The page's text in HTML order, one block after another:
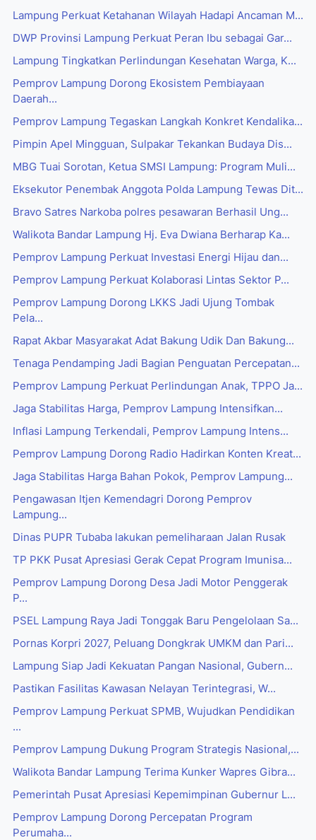
Lampung Perkuat Ketahanan Wilayah Hadapi Ancaman M...
DWP Provinsi Lampung Perkuat Peran Ibu sebagai Gar...
Lampung Tingkatkan Perlindungan Kesehatan Warga, K...
Pemprov Lampung Dorong Ekosistem Pembiayaan
Daerah...
Pemprov Lampung Tegaskan Langkah Konkret Kendalika...
Pimpin Apel Mingguan, Sulpakar Tekankan Budaya Dis...
MBG Tuai Sorotan, Ketua SMSI Lampung: Program Muli...
Eksekutor Penembak Anggota Polda Lampung Tewas Dit...
Bravo Satres Narkoba polres pesawaran Berhasil Ung...
Walikota Bandar Lampung Hj. Eva Dwiana Berharap Ka...
Pemprov Lampung Perkuat Investasi Energi Hijau dan...
Pemprov Lampung Perkuat Kolaborasi Lintas Sektor P...
Pemprov Lampung Dorong LKKS Jadi Ujung Tombak
Pela...
Rapat Akbar Masyarakat Adat Bakung Udik Dan Bakung...
Tenaga Pendamping Jadi Bagian Penguatan Percepatan...
Pemprov Lampung Perkuat Perlindungan Anak, TPPO Ja...
Jaga Stabilitas Harga, Pemprov Lampung Intensifkan...
Inflasi Lampung Terkendali, Pemprov Lampung Intens...
Pemprov Lampung Dorong Radio Hadirkan Konten Kreat...
Jaga Stabilitas Harga Bahan Pokok, Pemprov Lampung...
Pengawasan Itjen Kemendagri Dorong Pemprov
Lampung...
Dinas PUPR Tubaba lakukan pemeliharaan Jalan Rusak
TP PKK Pusat Apresiasi Gerak Cepat Program Imunisa...
Pemprov Lampung Dorong Desa Jadi Motor Penggerak
P...
PSEL Lampung Raya Jadi Tonggak Baru Pengelolaan Sa...
Pornas Korpri 2027, Peluang Dongkrak UMKM dan Pari...
Lampung Siap Jadi Kekuatan Pangan Nasional, Gubern...
Pastikan Fasilitas Kawasan Nelayan Terintegrasi, W...
Pemprov Lampung Perkuat SPMB, Wujudkan Pendidikan
...
Pemprov Lampung Dukung Program Strategis Nasional,...
Walikota Bandar Lampung Terima Kunker Wapres Gibra...
Pemerintah Pusat Apresiasi Kepemimpinan Gubernur L...
Pemprov Lampung Dorong Percepatan Program
Perumaha...